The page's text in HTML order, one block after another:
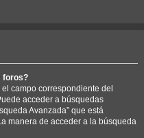
foros?
campo correspondiente del
acceder a búsquedas
Avanzada” que está
manera de acceder a la búsqueda